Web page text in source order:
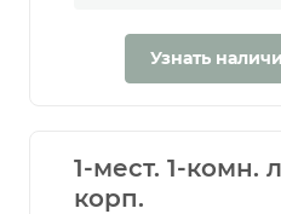
Узнать
1-мест. 1-комн.
корп.